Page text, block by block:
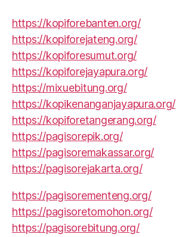
https://kopiforebanten.org/
https://kopiforejateng.org/
https://kopiforesumut.org/
https://kopiforejayapura.org/
https://mixuebitung.org/
https://kopikenanganjayapura.org/
https://kopiforetangerang.org/
https://pagisorepik.org/
https://pagisoremakassar.org/
https://pagisorejakarta.org/
https://pagisorementeng.org/
https://pagisoretomohon.org/
https://pagisorebitung.org/